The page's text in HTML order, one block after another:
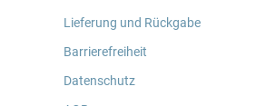
Lieferung und Rückgabe
Barrierefreiheit
Datenschutz